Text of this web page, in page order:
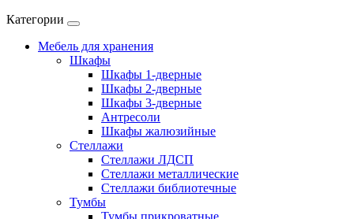
Категории
Мебель для хранения
Шкафы
Шкафы 1-дверные
Шкафы 2-дверные
Шкафы 3-дверные
Антресоли
Шкафы жалюзийные
Стеллажи
Стеллажи ЛДСП
Стеллажи металлические
Стеллажи библиотечные
Тумбы
Тумбы прикроватные